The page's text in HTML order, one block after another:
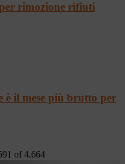
rimozione rifiuti
è il mese più brutto per
of 4.664